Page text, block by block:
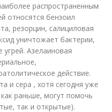
распространенным
относятся бензоил
резорцин, салициловая
уничтожает бактерии,
Азелаиновая
действие.
и сера , хотя сегодня уже
раньше, могут помочь
так и открытые).